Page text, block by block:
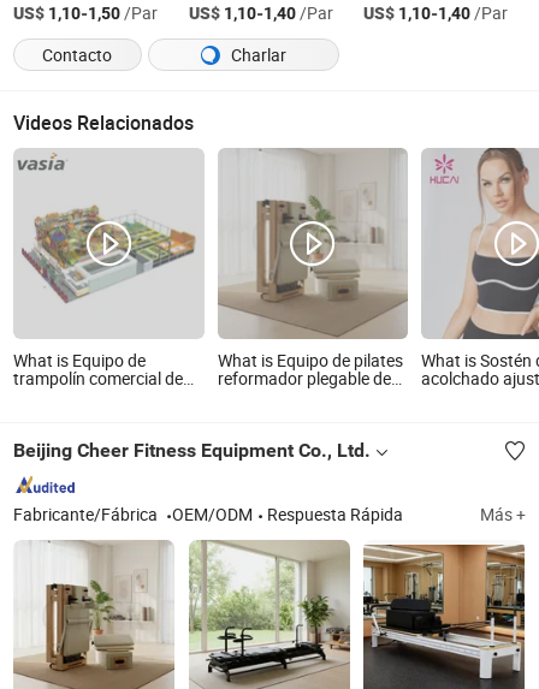
US$ 1,10-1,50/Par US$ 1,10-1,40/Par US$ 1,10-1,40/Par
Contacto
Charlar
Videos Relacionados
What is Equipo de
trampolín comercial de
deportes,
niños
What is Equipo de pilates
reformador plegable de
duradera para pedidos al
What is Sostén
acolchado
Beijing Cheer Fitness Equipment Co., Ltd.
Fabricante/Fábrica OEM/ODM Respuesta Rápida Más +